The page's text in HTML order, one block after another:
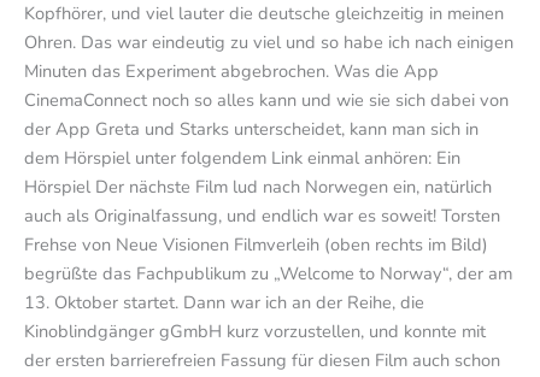
Kopfhörer, und viel lauter die deutsche gleichzeitig in meinen
Ohren. Das war eindeutig zu viel und so habe ich nach einigen
Minuten das Experiment abgebrochen. Was die App
CinemaConnect noch so alles kann und wie sie sich dabei von
der App Greta und Starks unterscheidet, kann man sich in
dem Hörspiel unter folgendem Link einmal anhören: Ein
Hörspiel Der nächste Film lud nach Norwegen ein, natürlich
auch als Originalfassung, und endlich war es soweit! Torsten
Frehse von Neue Visionen Filmverleih (oben rechts im Bild)
begrüßte das Fachpublikum zu „Welcome to Norway“, der am
13. Oktober startet. Dann war ich an der Reihe, die
Kinoblindgänger gGmbH kurz vorzustellen, und konnte mit
der ersten barrierefreien Fassung für diesen Film auch schon